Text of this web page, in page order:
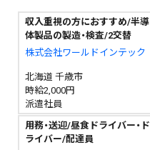
収入重視の方におすすめ/半導
体製品の製造・検査/2交替
株式会社ワールドインテック
北海道 千歳市
時給2,000円
派遣社員
用務・送迎/昼食ドライバー・ド
ライバー/配達員